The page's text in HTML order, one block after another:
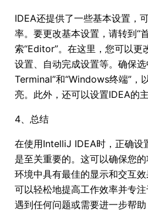
IDEA还提供了一些基本设置，
率。要更改基本设置，请转到“
索“Editor”。在这里，您可以更
设置、自动完成设置等。确保选
Terminal”和“Windows终端”，
亮。此外，还可以设置IDEA的
4、总结
在使用IntelliJ IDEA时，正确设
是至关重要的。这可以确保您
环境中具有最佳的显示和交互
可以轻松地提高工作效率并专
遇到任何问题或需要进一步帮